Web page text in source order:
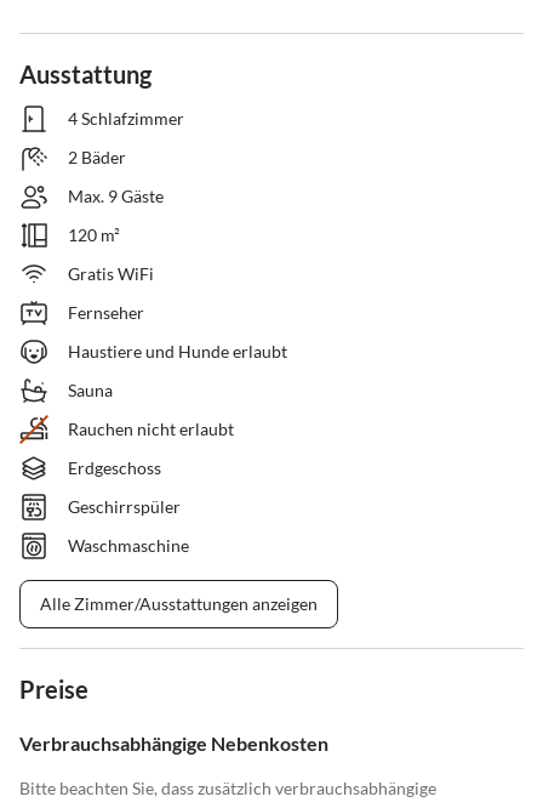
Ausstattung
4 Schlafzimmer
2 Bäder
Max. 9 Gäste
120 m²
Gratis WiFi
Fernseher
Haustiere und Hunde erlaubt
Sauna
Rauchen nicht erlaubt
Erdgeschoss
Geschirrspüler
Waschmaschine
Alle Zimmer/Ausstattungen anzeigen
Preise
Verbrauchsabhängige Nebenkosten
Bitte beachten Sie, dass zusätzlich verbrauchsabhängige